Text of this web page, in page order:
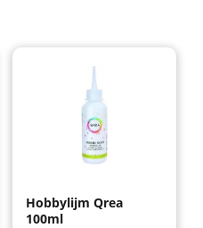
Hobbylijm Qrea
100ml